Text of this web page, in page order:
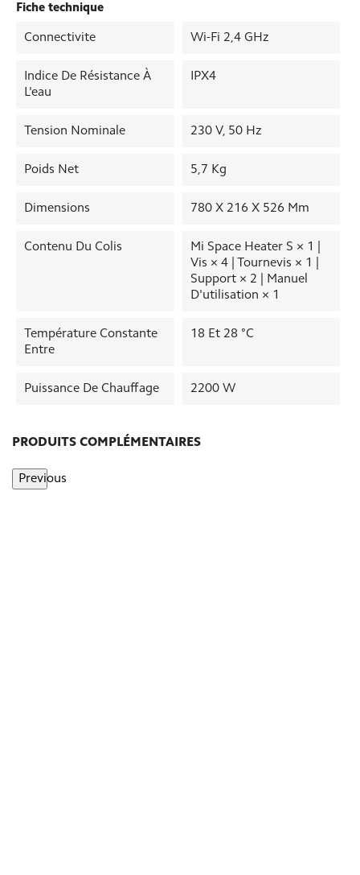
Fiche technique
Connectivite Wi-Fi 2,4 GHz
Indice De Résistance À
L'eau
IPX4
Tension Nominale 230 V, 50 Hz
Poids Net 5,7 Kg
Dimensions 780 X 216 X 526 Mm
Contenu Du Colis
Mi Space Heater S × 1 |
Vis × 4 | Tournevis × 1 |
Support × 2 | Manuel
D'utilisation × 1
Température Constante
Entre
18 Et 28 °C
Puissance De Chauffage 2200 W
PRODUITS COMPLÉMENTAIRES
Previous